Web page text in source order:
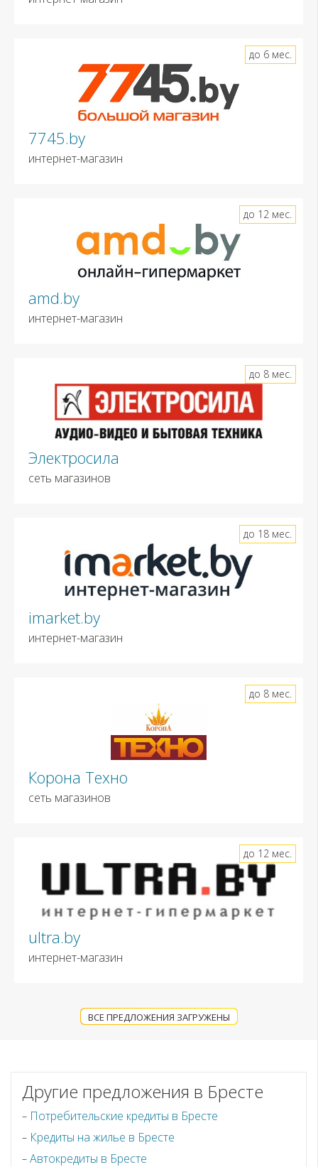
7745.by
интернет-магазин
до 6 мес.
amd.by
интернет-магазин
до 12 мес.
Электросила
сеть магазинов
до 8 мес.
imarket.by
интернет-магазин
до 18 мес.
Корона Техно
сеть магазинов
до 8 мес.
ultra.by
интернет-магазин
до 12 мес.
ВСЕ ПРЕДЛОЖЕНИЯ ЗАГРУЖЕНЫ
Другие предложения в Бресте
Потребительские кредиты в Бресте
Кредиты на жилье в Бресте
Автокредиты в Бресте